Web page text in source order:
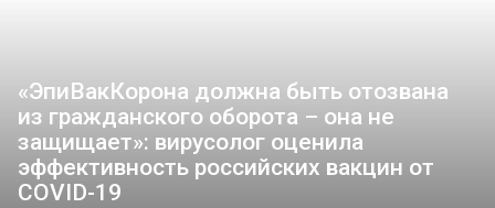
«ЭпиВакКорона должна быть отозвана
из гражданского оборота – она не
защищает»: вирусолог оценила
эффективность российских вакцин от
COVID-19